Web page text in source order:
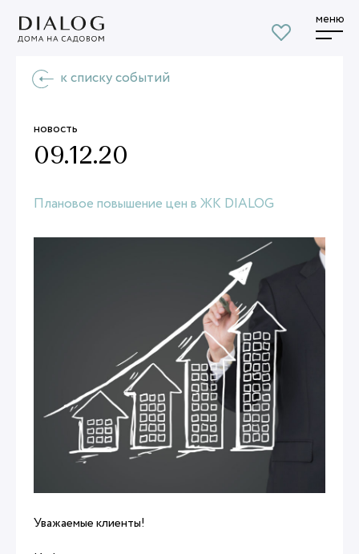
меню
к списку событий
новость
09.12.20
Плановое повышение цен в ЖК DIALOG
Уважаемые клиенты!